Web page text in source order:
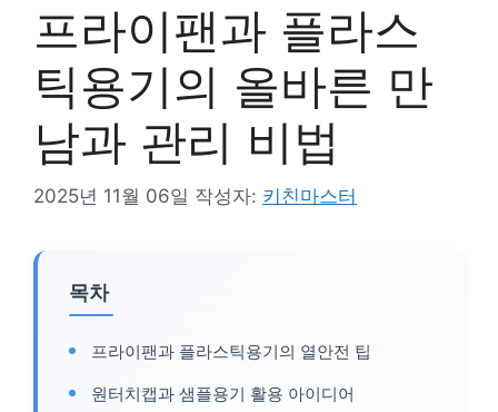
프라이팬과 플라스
틱용기의 올바른 만
남과 관리 비법
2025년 11월 06일 작성자: 키친마스터
목차
프라이팬과 플라스틱용기의 열안전 팁
원터치캡과 샘플용기 활용 아이디어